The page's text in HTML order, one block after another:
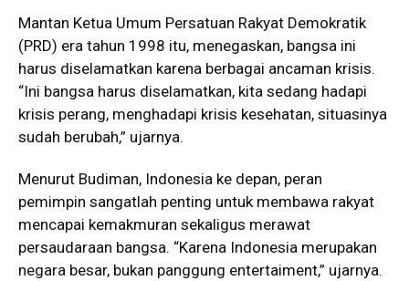
Mantan Ketua Umum Persatuan Rakyat Demokratik
(PRD) era tahun 1998 itu, menegaskan, bangsa ini
harus diselamatkan karena berbagai ancaman krisis.
“Ini bangsa harus diselamatkan, kita sedang hadapi
krisis perang, menghadapi krisis kesehatan, situasinya
sudah berubah,” ujarnya.
Menurut Budiman, Indonesia ke depan, peran
pemimpin sangatlah penting untuk membawa rakyat
mencapai kemakmuran sekaligus merawat
persaudaraan bangsa. “Karena Indonesia merupakan
negara besar, bukan panggung entertaiment,” ujarnya.